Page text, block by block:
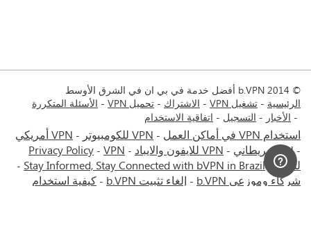
© 2014 b.VPN أفضل خدمة في بي ان في الشرق الأوسط
الرئيسية
تشغيل VPN الاشتراك تحميل VPN
الأسئلة المتكررة
الأخبار
التسجيل اتفاقية الاستخدام
استخدام VPN في أماكن العمل - VPN للكومبيوتر - VPN أمريكي
-VPN بريطاني - VPN للايفون والايباد -
Privacy Policy - VPN
للماك-
Stay Informed, Stay Connected with bVPN in Brazil
-
شركاء وموزعي b.VPN - إلغاء تثبيت b.VPN - كيفية استخدام